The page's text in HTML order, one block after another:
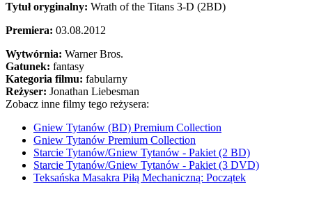
Tytuł oryginalny: Wrath of the Titans 3-D (2BD)
Premiera: 03.08.2012
Wytwórnia: Warner Bros.
Gatunek: fantasy
Kategoria filmu: fabularny
Reżyser: Jonathan Liebesman
Zobacz inne filmy tego reżysera:
Gniew Tytanów (BD) Premium Collection
Gniew Tytanów Premium Collection
Starcie Tytanów/Gniew Tytanów - Pakiet (2 BD)
Starcie Tytanów/Gniew Tytanów - Pakiet (3 DVD)
Teksańska Masakra Piłą Mechaniczną: Początek